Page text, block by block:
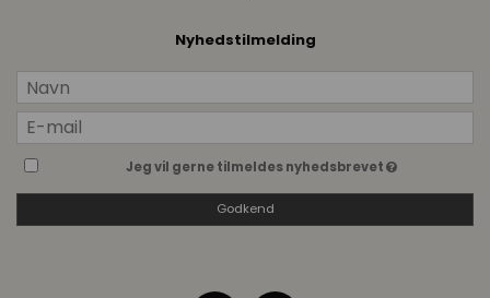
Nyhedstilmelding
Jeg vil gerne tilmeldes nyhedsbrevet
Godkend